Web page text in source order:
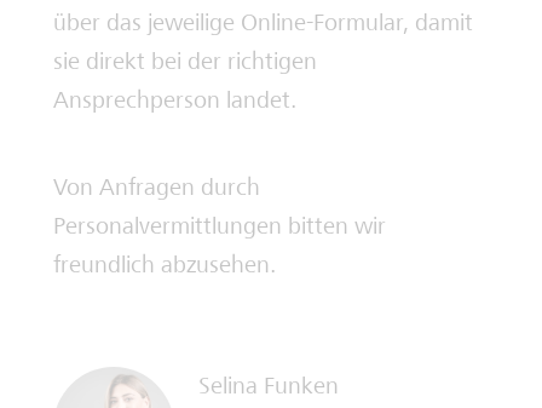
über das jeweilige Online-Formular, damit
sie direkt bei der richtigen
Ansprechperson landet.
Von Anfragen durch
Personalvermittlungen bitten wir
freundlich abzusehen.
Selina Funken